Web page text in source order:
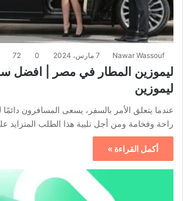
Nawar Wassouf 7 مارس، 2024 0
72
ليموزين المطار في مصر | افضل
ليموزين
عندما يتعلق الأمر بالسفر، يسعى المسافرون دائمًا
راحة وفخامة ومن أجل تلبية هذا الطلب المتزايد
أكمل القراءة »